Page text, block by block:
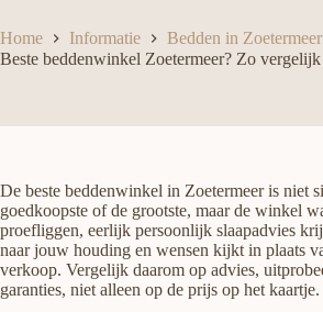
Home Informatie
Bedden in Zoetermeer
Beste beddenwinkel Zoetermeer? Zo
De beste beddenwinkel in Zoetermeer is niet
goedkoopste of de grootste, maar de winkel
proefliggen, eerlijk persoonlijk slaapadvies
naar jouw houding en wensen kijkt in plaats
verkoop. Vergelijk daarom op advies,
garanties, niet alleen op de prijs op het kaartje.